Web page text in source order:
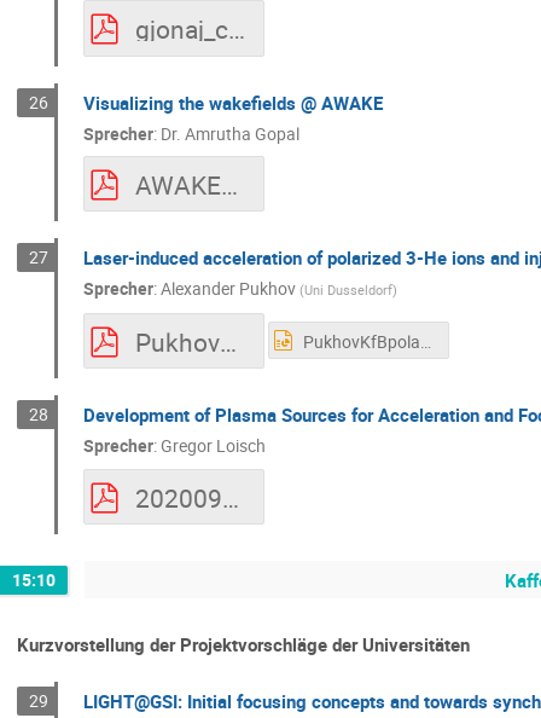
gjonaj_csr_kfb_2020.pdf
26 Visualizing the wakefields @ AWAKE
Sprecher: Dr. Amrutha Gopal
AWAKE_proposal_BMBF.pdf
27 Laser-induced acceleration of polarized 3-He ions and
Sprecher:Alexander Pukhov (Uni Dusseldorf)
PukhovKfBpolarized.pdf PukhovKfBpolarized.pptx
28 Development of Plasma Sources for Acceleration and
Sprecher: Gregor Loisch
20200902_KfB-Workshop_Plasma_UHH-KIT-DESY.pdf
15:10
Kurzvorstellung der Projektvorschläge der Universitäten
29 LIGHT@GSI: Initial focusing concepts and towards